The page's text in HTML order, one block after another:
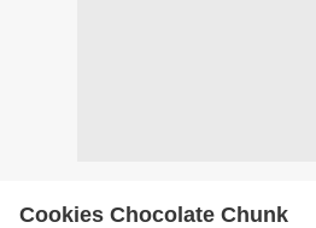
Cookies Chocolate Chunk